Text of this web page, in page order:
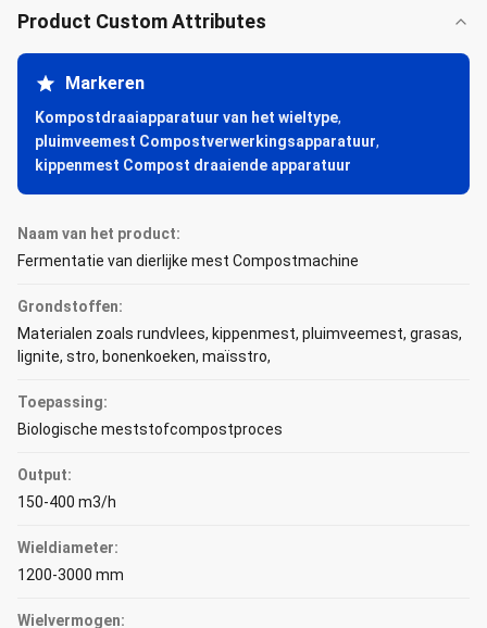
Product Custom Attributes
Markeren
Kompostdraaiapparatuur van het wieltype,
pluimveemest Compostverwerkingsapparatuur,
kippenmest Compost draaiende apparatuur
Naam van het product:
Fermentatie van dierlijke mest Compostmachine
Grondstoffen:
Materialen zoals rundvlees, kippenmest, pluimveemest, grasas,
lignite, stro, bonenkoeken, maïsstro,
Toepassing:
Biologische meststofcompostproces
Output:
150-400 m3/h
Wieldiameter:
1200-3000 mm
Wielvermogen: